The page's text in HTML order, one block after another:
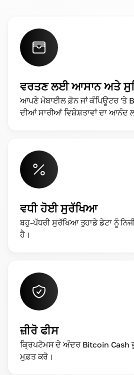
ਵਰਤਣ ਲਈ ਆਸਾਨ ਅਤੇ
ਆਪਣੇ ਮੋਬਾਈਲ ਫ਼ੋਨ ਜਾਂ ਕੰਪਿਊਟਰ 'ਤੇ
ਦੀਆਂ ਸਾਰੀਆਂ ਵਿਸ਼ੇਸ਼ਤਾਵਾਂ ਦਾ ਆਨੰਦ
ਵਧੀ ਹੋਈ ਸੁਰੱਖਿਆ
ਬਹੁ-ਪੱਧਰੀ ਸੁਰੱਖਿਆ ਤੁਹਾਡੇ ਡੇਟਾ ਨੂੰ
ਹੈ।
ਜ਼ੀਰੋ ਫੀਸ
ਕ੍ਰਿਪਟੋਮਸ ਦੇ ਅੰਦਰ Bitcoin Cash
ਮੁਫ਼ਤ ਕਰੋ।